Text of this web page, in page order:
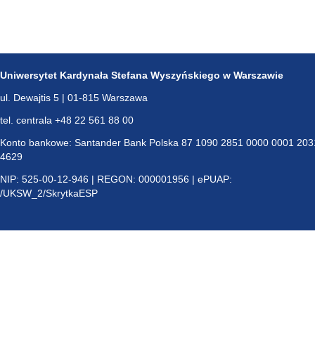
Uniwersytet Kardynała Stefana Wyszyńskiego w Warszawie
ul. Dewajtis 5 | 01-815 Warszawa
tel. centrala +48 22 561 88 00
Konto bankowe: Santander Bank Polska 87 1090 2851 0000 0001
4629
NIP: 525-00-12-946 | REGON: 000001956 | ePUAP:
/UKSW_2/SkrytkaESP